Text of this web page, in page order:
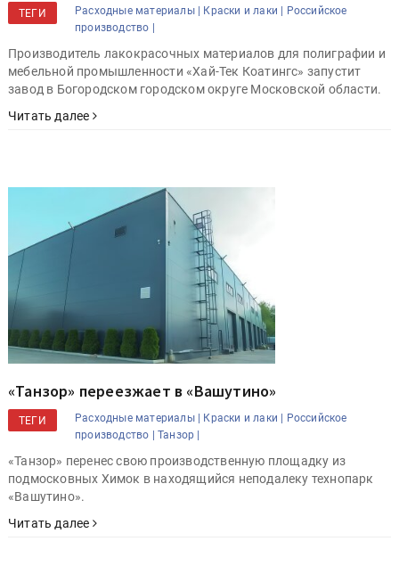
ТЕГИ Расходные материалы | Краски и лаки |
Российское
производство |
Производитель лакокрасочных материалов для полиграфии и
мебельной промышленности «Хай-Тек Коатингс» запустит
завод в Богородском городском округе Московской области.
Читать далее
«Танзор» переезжает в «Вашутино»
ТЕГИ Расходные материалы | Краски и лаки |
Российское
производство |
Танзор |
«Танзор» перенес свою производственную площадку из
подмосковных Химок в находящийся неподалеку технопарк
«Вашутино».
Читать далее